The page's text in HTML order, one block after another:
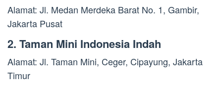
Alamat: Jl. Medan Merdeka Barat No. 1, Gambir,
Jakarta Pusat
2. Taman Mini Indonesia Indah
Alamat: Jl. Taman Mini, Ceger, Cipayung, Jakarta
Timur